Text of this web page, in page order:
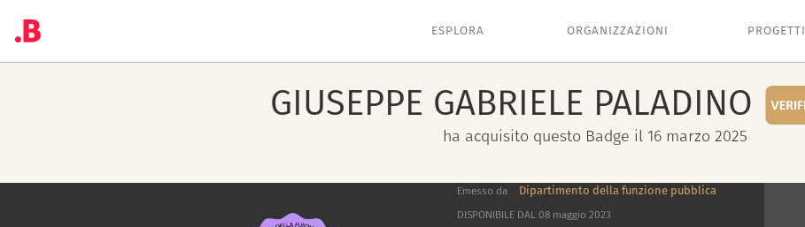
ESPLORA ORGANIZZAZIONI PROGETTI
GIUSEPPE GABRIELE PALADINO
ha acquisito questo Badge il 16 marzo 2025
Emesso da Dipartimento della funzione pubblica
DISPONIBILE DAL 08 maggio 2023